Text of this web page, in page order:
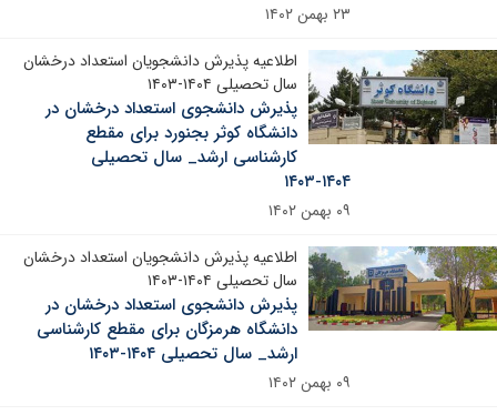
۲۳ بهمن ۱۴۰۲
اطلاعیه پذیرش دانشجویان استعداد درخشان
سال تحصیلی ۱۴۰۴-۱۴۰۳
پذیرش دانشجوی استعداد درخشان در
دانشگاه کوثر بجنورد برای مقطع
کارشناسی ارشد_ سال تحصیلی
۱۴۰۴-۱۴۰۳
۰۹ بهمن ۱۴۰۲
اطلاعیه پذیرش دانشجویان استعداد درخشان
سال تحصیلی ۱۴۰۴-۱۴۰۳
پذیرش دانشجوی استعداد درخشان در
دانشگاه هرمزگان برای مقطع کارشناسی
ارشد_ سال تحصیلی ۱۴۰۴-۱۴۰۳
۰۹ بهمن ۱۴۰۲